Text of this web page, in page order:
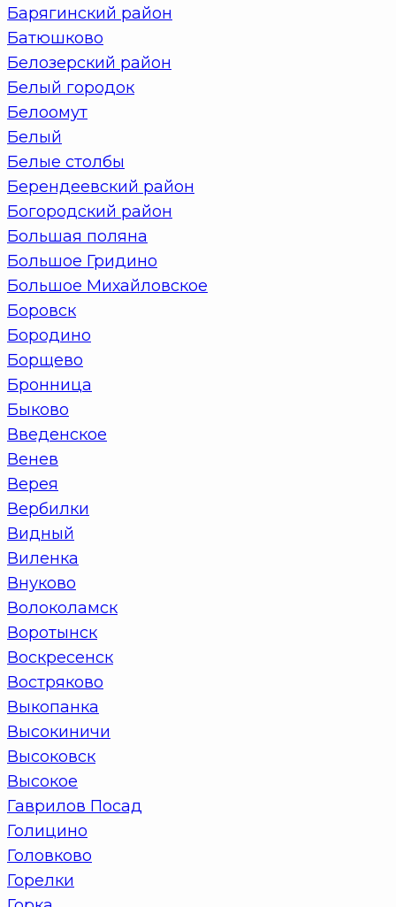
Барягинский район
Батюшково
Белозерский район
Белый городок
Белоомут
Белый
Белые столбы
Берендеевский район
Богородский район
Большая поляна
Большое Гридино
Большое Михайловское
Боровск
Бородино
Борщево
Бронница
Быково
Введенское
Венев
Верея
Вербилки
Видный
Виленка
Внуково
Волоколамск
Воротынск
Воскресенск
Востряково
Выкопанка
Высокиничи
Высоковск
Высокое
Гаврилов Посад
Голицино
Головково
Горелки